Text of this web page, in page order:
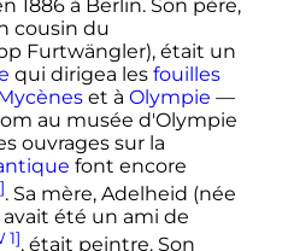
1886 à Berlin. Son père,
cousin du
Furtwängler), était un
qui dirigea les fouilles
et à Olympie —
au musée d'Olympie
ouvrages sur la
font encore
. Sa mère, Adelheid (née
été un ami de
1], était peintre. Son